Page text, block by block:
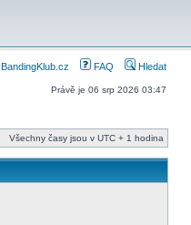
BandingKlub.cz FAQ Hledat
Právě je 06 srp 2026 03:47
Všechny časy jsou v UTC + 1 hodina